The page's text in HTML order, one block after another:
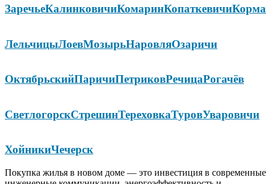
ЗаречьеКалинковичиКомаринКопаткевичиКорма
ЛельчицыЛоевМозырьНаровляОзаричи
ОктябрьскийПаричиПетриковРечицаРогачёв
СветлогорскСтрешинТереховкаТуровУваровичи
ХойникиЧечерск
Покупка жилья в новом доме — это инвестиция в современные